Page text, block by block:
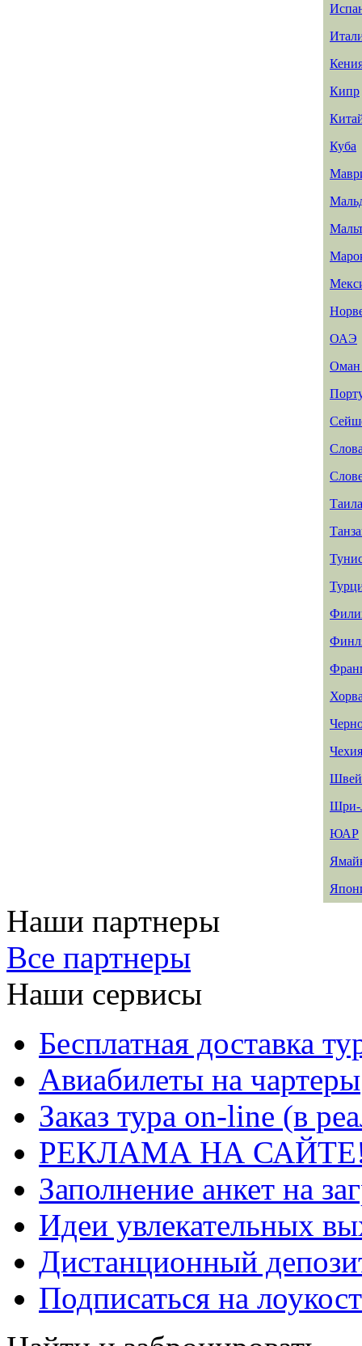
Кипр
Куба
ОАЭ
Чехия
Шри-
ЮАР
Наши партнеры
Все партнеры
Наши сервисы
Бесплатная доставка
Авиабилеты на чартеры
Заказ тура on-line (в
РЕКЛАМА НА
Заполнение анкет на
Идеи увлекательных
Дистанционный
Подписаться на